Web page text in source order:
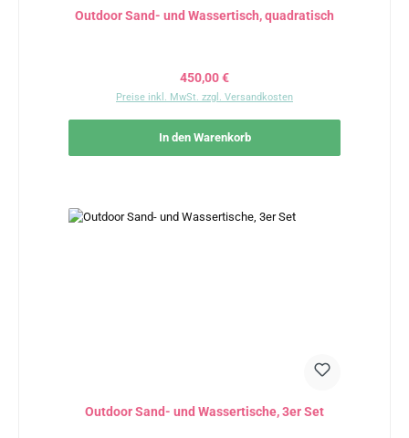
Outdoor Sand- und Wassertisch, quadratisch
Regulärer Preis:
450,00 €
Preise inkl. MwSt. zzgl. Versandkosten
In den Warenkorb
Outdoor Sand- und Wassertische, 3er Set